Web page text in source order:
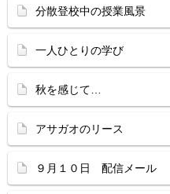
分散登校中の授業風景
一人ひとりの学び
秋を感じて…
アサガオのリース
９月１０日 配信メール